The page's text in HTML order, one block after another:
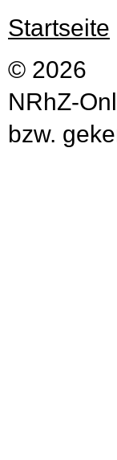
Startseite
© 2026
NRhZ-
bzw.